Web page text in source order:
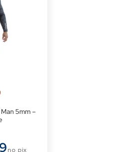
5mm –
no pix